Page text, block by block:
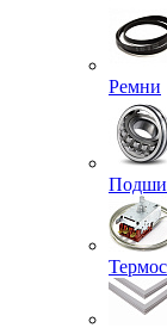
Ремни